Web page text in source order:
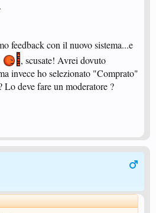
feedback con il nuovo sistema...e
, scusate! Avrei dovuto
invece ho selezionato "Comprato"
Lo deve fare un moderatore ?